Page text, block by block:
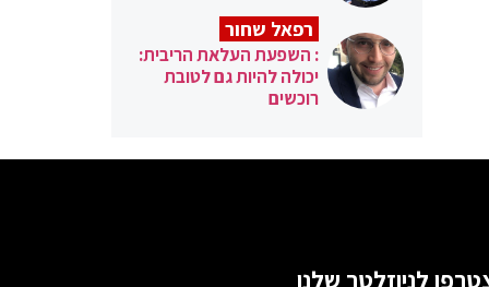
רפאל שחור
: השפעת העלאת הריבית:
יכולה להיות גם לטובת
רוכשים